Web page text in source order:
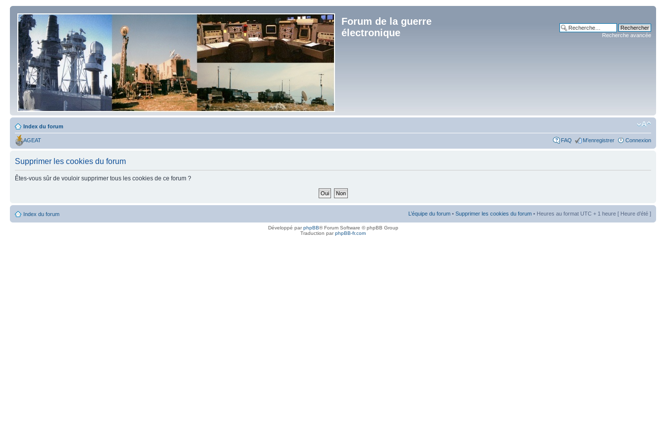
Forum de la guerre
électronique
Recherche avancée
Index du forum
AGEAT FAQ M’enregistrer Connexion
Supprimer les cookies du forum
Êtes-vous sûr de vouloir supprimer tous les cookies de ce forum ?
Index du forum L’équipe du forum • Supprimer les cookies du forum • Heures au format UTC + 1 heure [ Heure d’été ]
Développé parphpBB® Forum Software © phpBB Group
Traduction parphpBB-fr.com